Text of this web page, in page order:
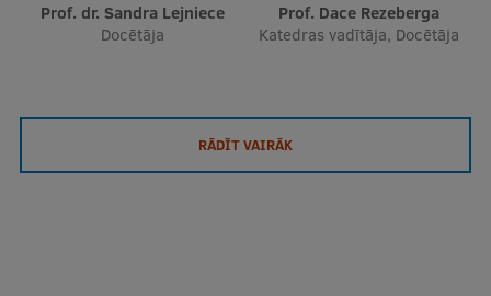
Prof. dr. Sandra Lejniece
Docētāja
Prof. Dace Rezeberga
Katedras vadītāja, Docētāja
RĀDĪT VAIRĀK